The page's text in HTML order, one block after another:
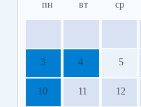
пн вт ср
3 4 5
10 11 12